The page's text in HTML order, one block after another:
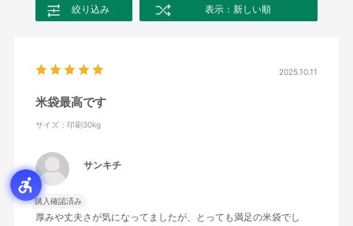
絞り込み 表示：新しい順
2025.10.11
米袋最高です
サイズ：印刷30kg
サンキチ
購入確認済み
厚みや丈夫さが気になってましたが、とっても満足の米袋でし